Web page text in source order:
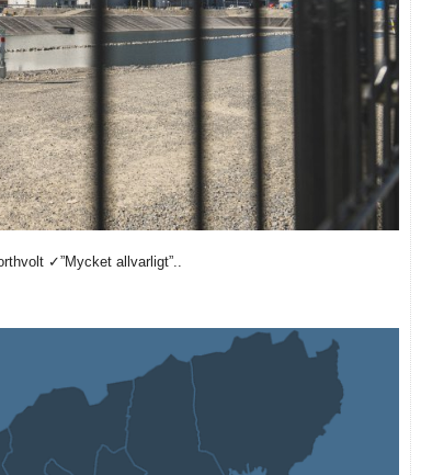
✓”Mycket allvarligt”..